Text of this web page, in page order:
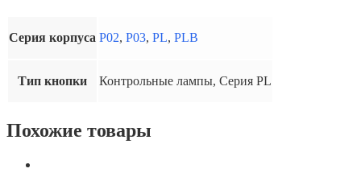
В
тока
Серия корпуса P02, P03, PL, PLB
Тип кнопки Контрольные лампы, Серия PL
Похожие товары